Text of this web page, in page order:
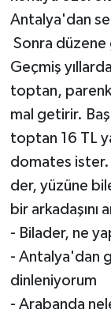
Antalya'dan
Sonra
Geçmiş
toptan,
mal getirir.
toptan 16 TL
domates
der, yüzüne
bir arkadaşını
- Bilader, ne
- Antalya'dan
dinleniyorum
- Arabanda